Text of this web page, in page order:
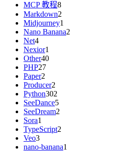
MCP 教程8
Markdown2
Midjourney1
Nano Banana2
Net4
Nexior1
Other40
PHP27
Paper2
Producer2
Python302
SeeDance5
SeeDream2
Sora1
TypeScript2
Veo3
nano-banana1